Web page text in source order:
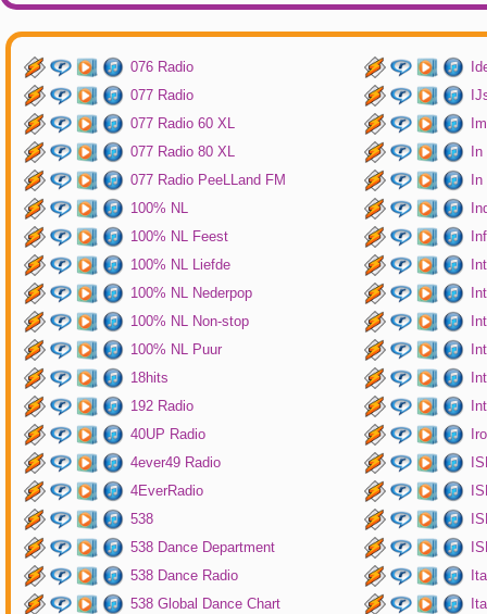
076 Radio
077 Radio
077 Radio 60 XL
077 Radio 80 XL
077 Radio PeeLLand FM
100% NL
100% NL Feest
100% NL Liefde
100% NL Nederpop
100% NL Non-stop
100% NL Puur
18hits
192 Radio
40UP Radio
4ever49 Radio
4EverRadio
538
538 Dance Department
538 Dance Radio
538 Global Dance Chart